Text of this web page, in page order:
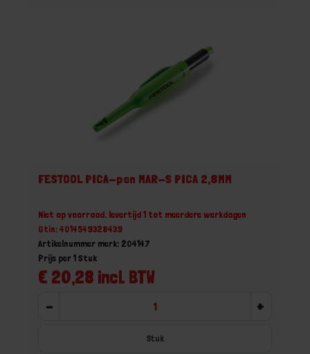
FESTOOL PICA-pen MAR-S PICA 2,8MM
Niet op voorraad, levertijd 1 tot meerdere werkdagen
Gtin: 4014549328439
Artikelnummer merk: 204147
€ 20,28 incl. BTW
Prijs per 1 Stuk
- +
Stuk